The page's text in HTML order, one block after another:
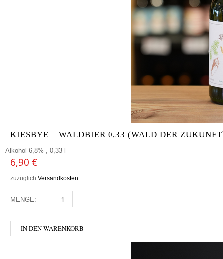
KIESBYE – WALDBIER 0,33 (WALD DER
Alkohol 6,8% , 0,33 l
6,90 €
zuzüglich Versandkosten
MENGE: KIESBYE - WALDBIER 0,33 (WALD DER ZUKUNFT)
IN DEN WARENKORB